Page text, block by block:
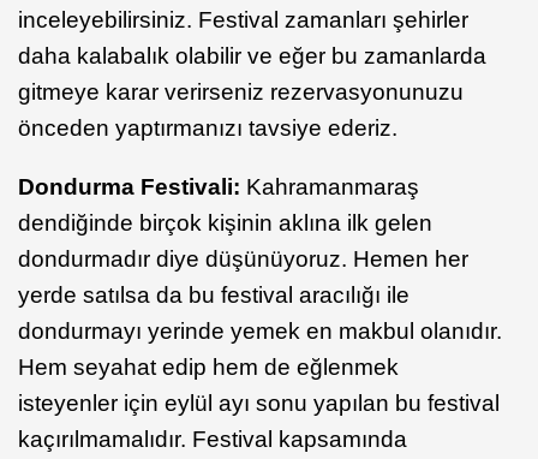
inceleyebilirsiniz. Festival zamanları şehirler
daha kalabalık olabilir ve eğer bu zamanlarda
gitmeye karar verirseniz rezervasyonunuzu
önceden yaptırmanızı tavsiye ederiz.
Dondurma Festivali: Kahramanmaraş
dendiğinde birçok kişinin aklına ilk gelen
dondurmadır diye düşünüyoruz. Hemen her
yerde satılsa da bu festival aracılığı ile
dondurmayı yerinde yemek en makbul olanıdır.
Hem seyahat edip hem de eğlenmek
isteyenler için eylül ayı sonu yapılan bu festival
kaçırılmamalıdır. Festival kapsamında